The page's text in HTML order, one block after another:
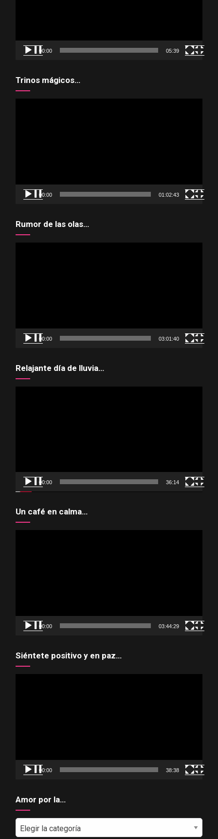
00:00 05:39
Trinos mágicos…
00:00 01:02:43
Rumor de las olas…
00:00 03:01:40
Relajante día de lluvia…
00:00 36:14
Un café en calma…
00:00 03:44:29
Siéntete positivo y en paz…
00:00 38:38
Amor por la…
por